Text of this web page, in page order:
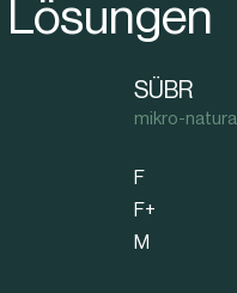
SÜBR
mikro-natural
F
F+
M